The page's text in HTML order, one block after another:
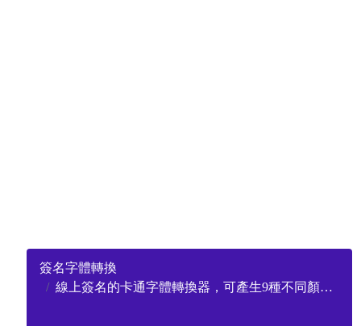
簽名字體轉換
線上簽名的卡通字體轉換器，可產生9種不同顏色的卡通字